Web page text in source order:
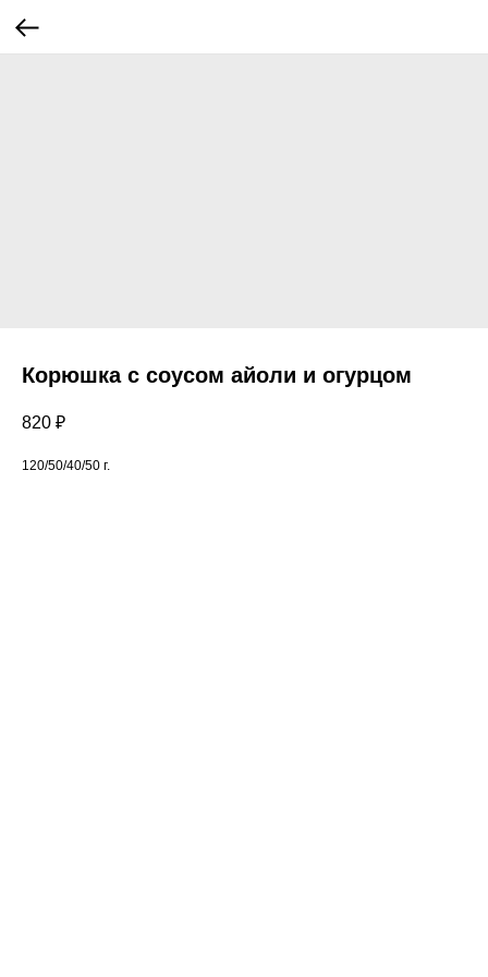
Корюшка с соусом айоли и огурцом
820 ₽
120/50/40/50 г.